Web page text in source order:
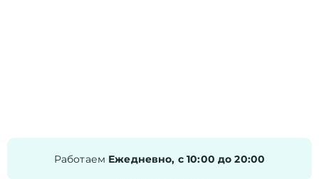
Работаем Ежедневно, с 10:00 до 20:00